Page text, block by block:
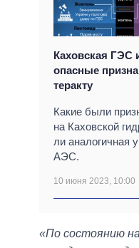
Каховская ГЭС
опасные
теракту
Какие были
на Каховской
ли аналогичная
АЭС.
10 июня 2023, 10:00
«По состоянию